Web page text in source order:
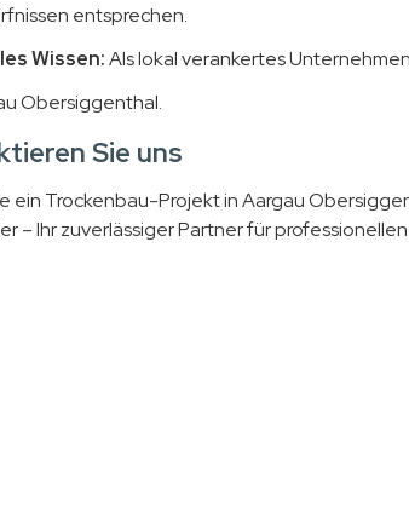
entsprechen.
Wissen:Als lokal verankertes
Obersiggenthal.
Sie uns
ein Trockenbau-Projekt in Aargau
– Ihr zuverlässiger Partner für